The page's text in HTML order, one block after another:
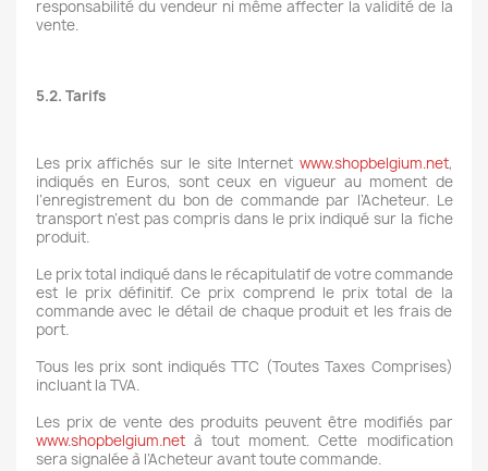
responsabilité du vendeur ni même affecter la validité de la
vente.
5.2. Tarifs
Les prix affichés sur le site Internet www.shopbelgium.net,
indiqués en Euros, sont ceux en vigueur au moment de
l’enregistrement du bon de commande par l’Acheteur. Le
transport n’est pas compris dans le prix indiqué sur la fiche
produit.
Le prix total indiqué dans le récapitulatif de votre commande
est le prix définitif. Ce prix comprend le prix total de la
commande avec le détail de chaque produit et les frais de
port.
Tous les prix sont indiqués TTC (Toutes Taxes Comprises)
incluant la TVA.
Les prix de vente des produits peuvent être modifiés par
www.shopbelgium.netà tout moment. Cette modification
sera signalée à l’Acheteur avant toute commande.